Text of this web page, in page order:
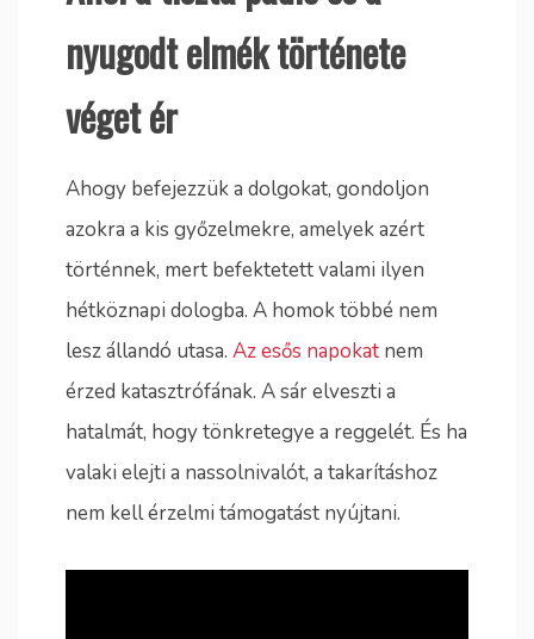
nyugodt elmék története
véget ér
Ahogy befejezzük a dolgokat, gondoljon
azokra a kis győzelmekre, amelyek azért
történnek, mert befektetett valami ilyen
hétköznapi dologba. A homok többé nem
lesz állandó utasa. Az esős napokat nem
érzed katasztrófának. A sár elveszti a
hatalmát, hogy tönkretegye a reggelét. És ha
valaki elejti a nassolnivalót, a takarításhoz
nem kell érzelmi támogatást nyújtani.